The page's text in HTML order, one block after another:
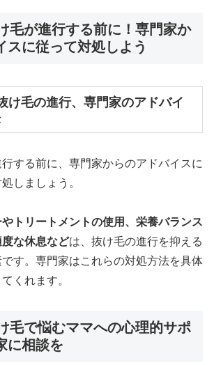
毛が進行する前に！専門家か
スに従って対処しよう
け毛の進行、専門家のアドバイ
する前に、専門家からのアドバイスに
しましょう。
トリートメントの使用、栄養バランス
な休息などは、抜け毛の進行を抑える
す。専門家はこれらの対処方法を具体
くれます。
毛で悩むママへの心理的サポ
に相談を